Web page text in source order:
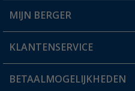
Winkel vinden
MIJN BERGER
Mijn account
Status bestelling
KLANTENSERVICE
FAQ & Contact
BETAALMOGELIJKHEDEN